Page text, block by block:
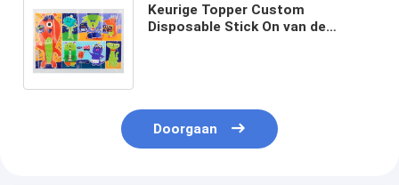
Keurige Topper Custom
Disposable Stick On van de
Doorgaan